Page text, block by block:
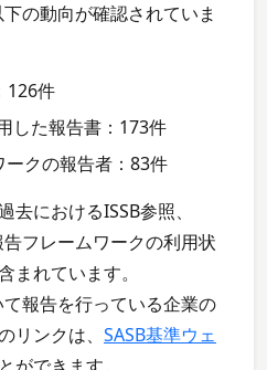
の動向が確認されていま
126件
した報告書：173件
クの報告者：83件
におけるISSB参照、
フレームワークの利用状
まれています。
て報告を行っている企業の
リンクは、 SASB基準ウェ